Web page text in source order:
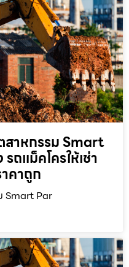
สาหกรรม Smart
ถแม็คโครให้เช่า
คาถูก
Smart Par